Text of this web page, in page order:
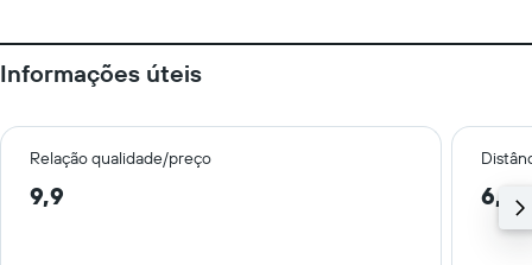
Informações úteis
Relação qualidade/preço
9,9 6,1